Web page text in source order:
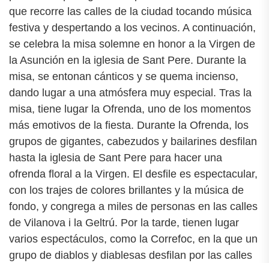
que recorre las calles de la ciudad tocando música
festiva y despertando a los vecinos. A continuación,
se celebra la misa solemne en honor a la Virgen de
la Asunción en la iglesia de Sant Pere. Durante la
misa, se entonan cánticos y se quema incienso,
dando lugar a una atmósfera muy especial. Tras la
misa, tiene lugar la Ofrenda, uno de los momentos
más emotivos de la fiesta. Durante la Ofrenda, los
grupos de gigantes, cabezudos y bailarines desfilan
hasta la iglesia de Sant Pere para hacer una
ofrenda floral a la Virgen. El desfile es espectacular,
con los trajes de colores brillantes y la música de
fondo, y congrega a miles de personas en las calles
de Vilanova i la Geltrú. Por la tarde, tienen lugar
varios espectáculos, como la Correfoc, en la que un
grupo de diablos y diablesas desfilan por las calles